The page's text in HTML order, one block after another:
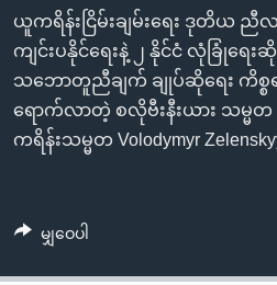
စာမျက်နှာ
သို့
ကျော်
ကြည့်
ရန်
နေရာ
ဗွီအိုအေ လူမှုကွန်ယက်များ
ယူကရိန်းငြိမ်းချမ်းရေး ဒုတိယ ညီ
ကျင်းပနိုင်ရေးနဲ့ ၂ နိုင်ငံ လုံခြုံရေး
သဘောတူညီချက် ချုပ်ဆိုရေး ကိစ္စ
ရောက်လာတဲ့ စလိုဗီးနီးယား သမ္မတ
ကရိန်းသမ္မတ Volodymyr
မျှဝေပါ